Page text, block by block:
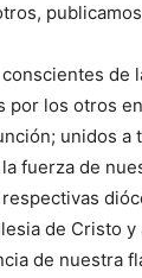
de
los otros
unidos a
fuerza de
de Cristo
de nuestra